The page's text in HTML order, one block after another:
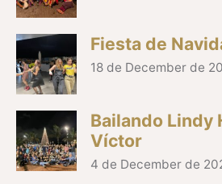
Fiesta de
18 de December de
Bailando Lindy
Víctor
4 de December de